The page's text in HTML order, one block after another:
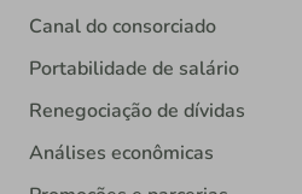
Canal do consorciado
Portabilidade de salário
Renegociação de dívidas
Análises econômicas